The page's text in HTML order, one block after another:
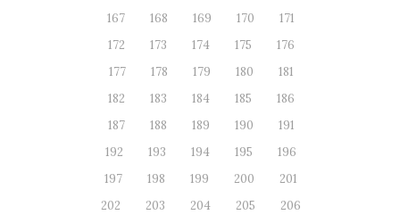
167
168 169 170
171
172
173 174 175
176
177
178 179 180
181
182
183 184 185
186
187
188 189 190
191
192
193 194 195
196
197
198 199 200
201
202
203 204 205
206